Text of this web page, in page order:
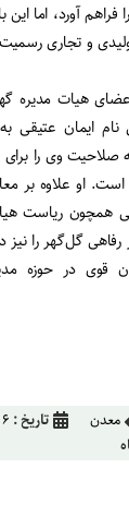
فراهم آورد، اما
و تجاری رسمیت
هیات‌ مدیره
ایمان عتیقی
وی را
او علاوه بر
همچون ریاست
گل‌گهر را نیز
قوی در حوزه
معدن تاریخ : ۶ سال پیش